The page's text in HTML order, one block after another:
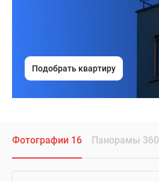
Подобрать квартиру
Фотографии 16 Панорамы 360